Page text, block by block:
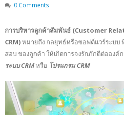
0 Comments
การบริหารลูกค้าสัมพันธ์ (Customer
CRM)หมายถึง กลยุทธ์หรือซอฟต์แวร์ระบบ
สอบ ของลูกค้า ให้เกิดการจงรักภักดีต่อองค์
ระบบ CRMหรือ โปรแกรม CRM